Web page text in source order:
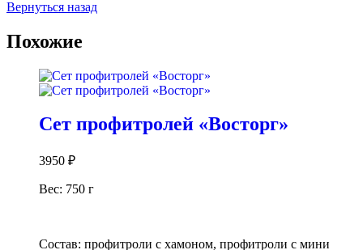
Вернуться назад
Похожие
Сет профитролей «Восторг»
3950 ₽
Вес: 750 г
Состав: профитроли с хамоном, профитроли с мини